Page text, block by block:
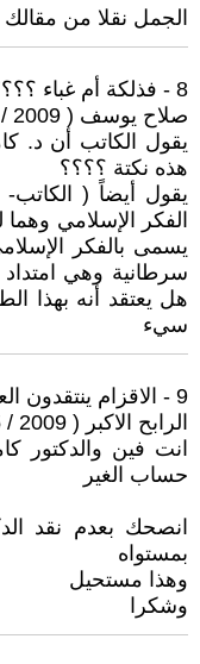
الجمل نقلا من مقالك
8 - فذلكة أم غباء ؟؟؟؟؟؟؟
صلاح يوسف ( 2009 / 5 / 6 - 12:08 )
يقول الكاتب أن د.
هذه نكتة ؟؟؟؟
يقول أيضاً (
الفكر الإسلامي
يسمى بالفكر
سرطانية وهي
هل يعتقد أنه بهذا
سيء
9 - الاقزام ينتقدون العمالقة
الرابح الاكبر ( 2009 / 5 / 6 - 15:04 )
انت فين والدكتور
حساب الغير
انصحك بعدم نقد
بمستواه
وهذا مستحيل
وشكرا